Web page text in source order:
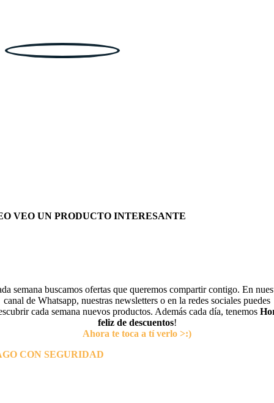
VEO UN PRODUCTO INTERESANTE
semana buscamos ofertas que queremos compartir contigo. En
canal de Whatsapp, nuestras newsletters o en la redes sociales puedes
cada semana nuevos productos. Además cada día, tenemos
feliz de descuentos!
Ahora te toca a tí verlo >:)
CON SEGURIDAD